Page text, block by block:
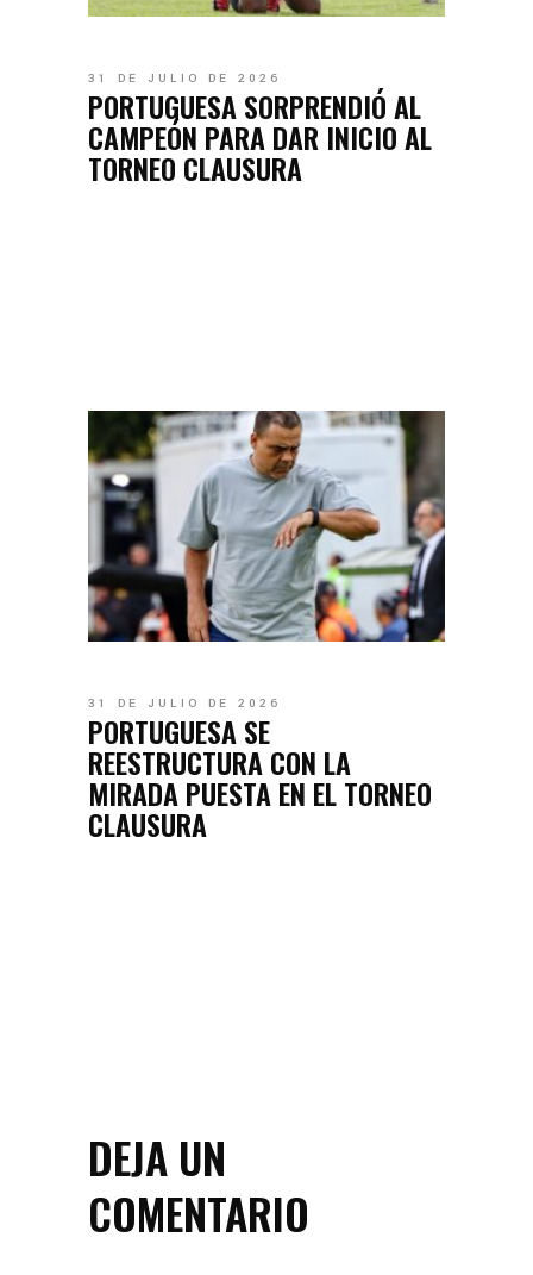
31 DE JULIO DE 2026
PORTUGUESA SORPRENDIÓ AL
CAMPEÓN PARA DAR INICIO AL
TORNEO CLAUSURA
31 DE JULIO DE 2026
PORTUGUESA SE
REESTRUCTURA CON LA
MIRADA PUESTA EN EL TORNEO
CLAUSURA
DEJA UN
COMENTARIO